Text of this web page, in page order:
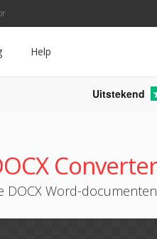
Help
Uitstekend
Converter
DOCX Word-